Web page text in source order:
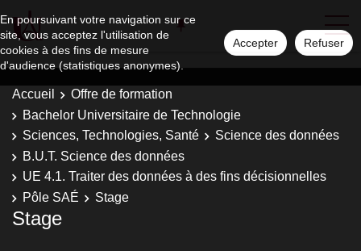
En poursuivant votre navigation sur ce
site, vous acceptez l'utilisation de
cookies à des fins de mesure
d'audience (statistiques anonymes).
Accepter Refuser
Accueil
Offre de formation
Bachelor Universitaire de Technologie
Sciences, Technologies, Santé
Science des données
B.U.T. Science des données
UE 4.1. Traiter des données à des fins décisionnelles
Pôle SAÉ
Stage
Stage